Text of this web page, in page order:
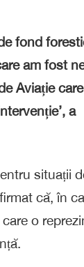
fond
am fost
Aviație
a
situații
că, în
o